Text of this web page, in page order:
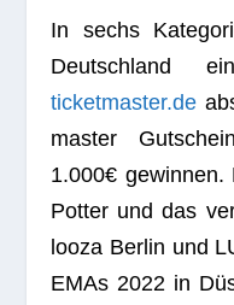
In sechs
Deutsch­land
ticketmaster.de
mas­ter
1.000€ gewin­nen.
Pot­ter und das
looza Ber­lin und
EMAs 2022 in